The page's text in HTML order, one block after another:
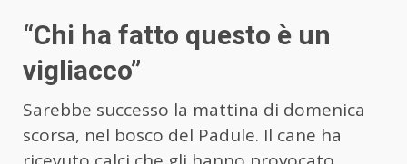
“Chi ha fatto questo è un
vigliacco”
Sarebbe successo la mattina di domenica
scorsa, nel bosco del Padule. Il cane ha